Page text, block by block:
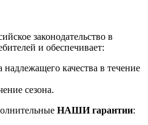
законодательство в
и обеспечивает:
надлежащего качества в течение
сезона.
НАШИ гарантии: